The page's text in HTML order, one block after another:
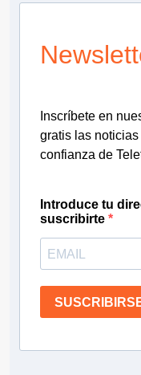
Inscríbete en
gratis las
confianza de
Introduce tu
suscribirte